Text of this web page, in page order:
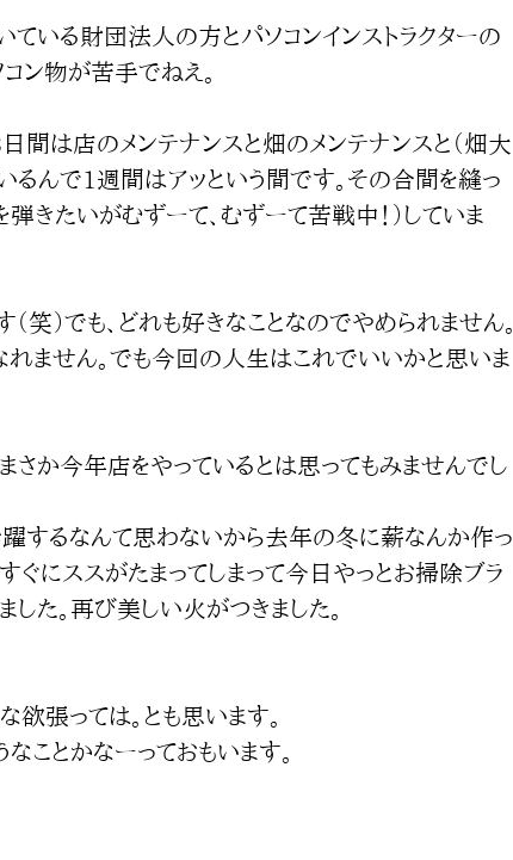
ている財団法人の方とパソコンインストラクターの
ン物が苦手でねえ。
間は店のメンテナンスと畑のメンテナンスと（畑大
るんで1週間はアッという間です。その合間を縫っ
きたいがむずーて、むずーて苦戦中！）していま
笑）でも、どれも好きなことなのでやめられません。
れません。でも今回の人生はこれでいいかと思いま
さか今年店をやっているとは思ってもみませんでし
するなんて思わないから去年の冬に薪なんか作っ
ぐにススがたまってしまって今日やっとお掃除ブラ
た。再び美しい火がつきました。
張っては。とも思います。
ことかなーっておもいます。